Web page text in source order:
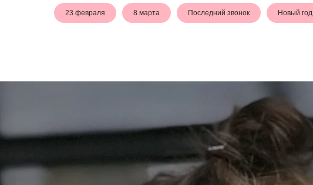
23 февраля 8 марта Последний звонок Новый год